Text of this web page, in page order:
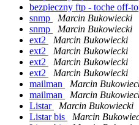
bezpieczny ftp - toche off-
snmp
Marcin Bukowiecki
snmp
Marcin Bukowiecki
ext2
Marcin Bukowiecki
ext2
Marcin Bukowiecki
ext2
Marcin Bukowiecki
ext2
Marcin Bukowiecki
mailman
Marcin
mailman
Marcin
Listar
Marcin Bukowiecki
Listar bis
Marcin